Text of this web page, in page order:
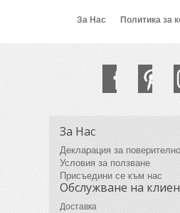
За Нас Политика за
За Нас
Декларация за
Условия за ползване
Присъедини се към нас
Обслужване на
Доставка